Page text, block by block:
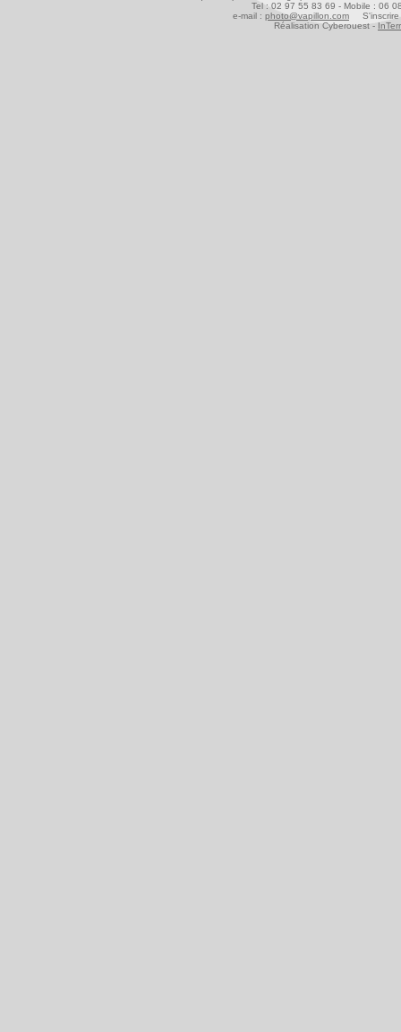
Tel : 02 97 55 83 69 - Mobile : 06
e-mail : photo@vapillon.com S'inscrire
Réalisation Cyberouest -